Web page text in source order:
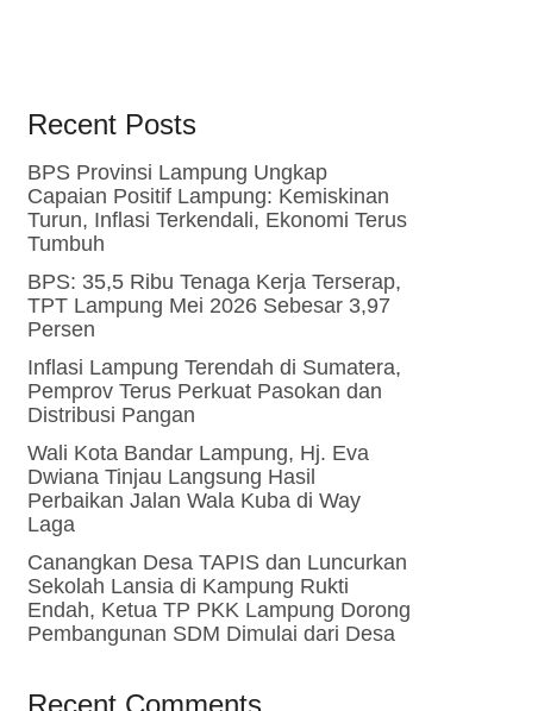
Recent Posts
BPS Provinsi Lampung Ungkap
Capaian Positif Lampung: Kemiskinan
Turun, Inflasi Terkendali, Ekonomi Terus
Tumbuh
BPS: 35,5 Ribu Tenaga Kerja Terserap,
TPT Lampung Mei 2026 Sebesar 3,97
Persen
Inflasi Lampung Terendah di Sumatera,
Pemprov Terus Perkuat Pasokan dan
Distribusi Pangan
Wali Kota Bandar Lampung, Hj. Eva
Dwiana Tinjau Langsung Hasil
Perbaikan Jalan Wala Kuba di Way
Laga
Canangkan Desa TAPIS dan Luncurkan
Sekolah Lansia di Kampung Rukti
Endah, Ketua TP PKK Lampung Dorong
Pembangunan SDM Dimulai dari Desa
Recent Comments